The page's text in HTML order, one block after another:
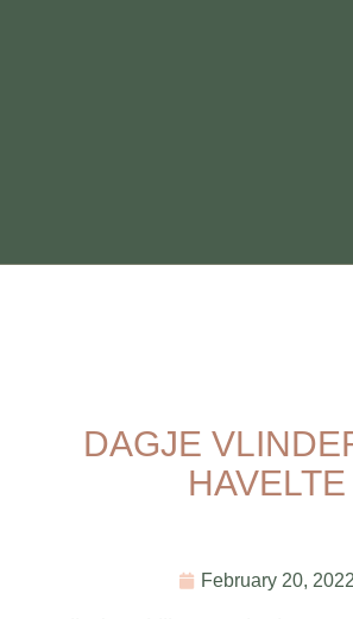
DAGJE
HAVELTE
February 20, 2022